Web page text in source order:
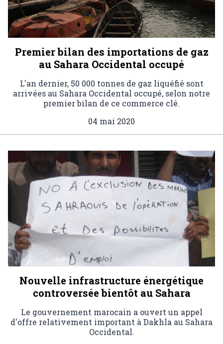
Premier bilan des importations de gaz
au Sahara Occidental occupé
L'an dernier, 50 000 tonnes de gaz liquéfié sont
arrivées au Sahara Occidental occupé, selon notre
premier bilan de ce commerce clé.
04 mai 2020
Nouvelle infrastructure énergétique
controversée bientôt au Sahara
Le gouvernement marocain a ouvert un appel
d'offre relativement important à Dakhla au Sahara
Occidental.